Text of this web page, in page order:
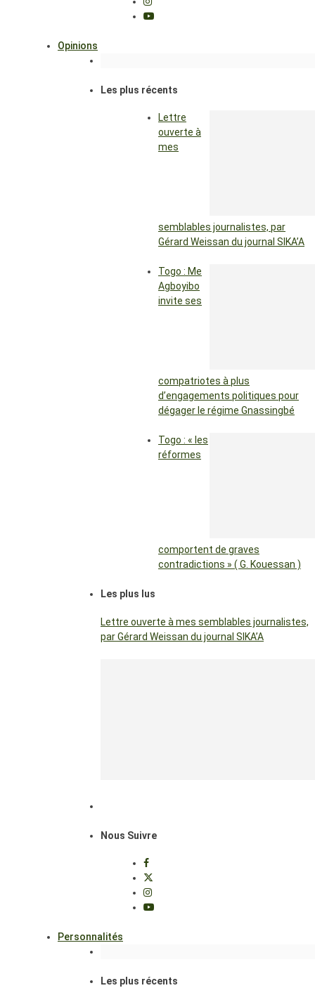
Opinions
Les plus récents
Lettre
ouverte à
mes
semblables journalistes, par
Gérard Weissan du journal SIKA’A
Togo : Me
Agboyibo
invite ses
compatriotes à plus
d’engagements politiques pour
dégager le régime Gnassingbé
Togo : « les
réformes
comportent de graves
contradictions » ( G. Kouessan )
Les plus lus
Lettre ouverte à mes semblables journalistes,
par Gérard Weissan du journal SIKA’A
Nous Suivre
Personnalités
Les plus récents